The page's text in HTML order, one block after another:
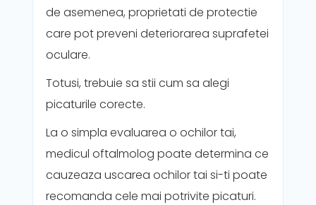
de asemenea, proprietati de protectie
care pot preveni deteriorarea suprafetei
oculare.
Totusi, trebuie sa stii cum sa alegi
picaturile corecte.
La o simpla evaluarea o ochilor tai,
medicul oftalmolog poate determina ce
cauzeaza uscarea ochilor tai si-ti poate
recomanda cele mai potrivite picaturi.